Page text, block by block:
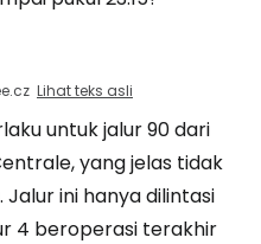
Lihat teks asli
untuk jalur 90 dari
yang jelas tidak
ini hanya dilintasi
4 beroperasi terakhir